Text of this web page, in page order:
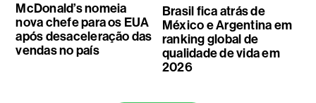
McDonald’s nomeia
nova chefe para os EUA
após desaceleração das
vendas no país
Brasil fica atrás de
México e Argentina em
ranking global de
qualidade de vida em
2026